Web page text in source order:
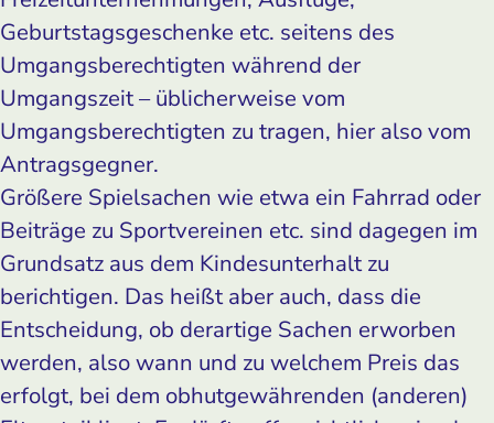
Geburtstagsgeschenke etc. seitens des
Umgangsberechtigten während der
Umgangszeit – üblicherweise vom
Umgangsberechtigten zu tragen, hier also vom
Antragsgegner.
Größere Spielsachen wie etwa ein Fahrrad oder
Beiträge zu Sportvereinen etc. sind dagegen im
Grundsatz aus dem Kindesunterhalt zu
berichtigen. Das heißt aber auch, dass die
Entscheidung, ob derartige Sachen erworben
werden, also wann und zu welchem Preis das
erfolgt, bei dem obhutgewährenden (anderen)